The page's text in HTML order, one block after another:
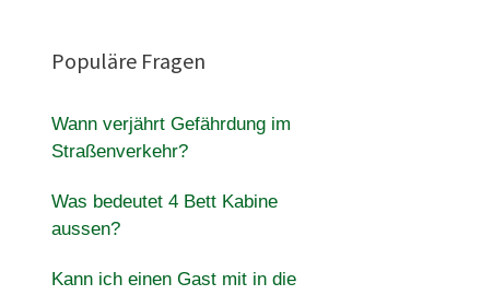
Populäre Fragen
Wann verjährt Gefährdung im
Straßenverkehr?
Was bedeutet 4 Bett Kabine
aussen?
Kann ich einen Gast mit in die